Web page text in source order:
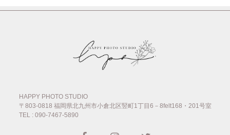
HAPPY PHOTO STUDIO
〒803-0818 福岡県北九州市小倉北区竪町1丁目6－8felt168・201号室
TEL : 090-7467-5890